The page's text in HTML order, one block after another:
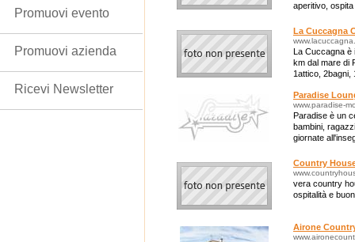
aperitivo,
La Cuccagna
La Cuccagna è
km dal mare di
1attico, 2bagni,
Paradise
www.paradise-
Paradise è un
bambini,
giornate
Country
vera country
ospitalità e
Airone
Promuovi evento
Promuovi azienda
Ricevi Newsletter